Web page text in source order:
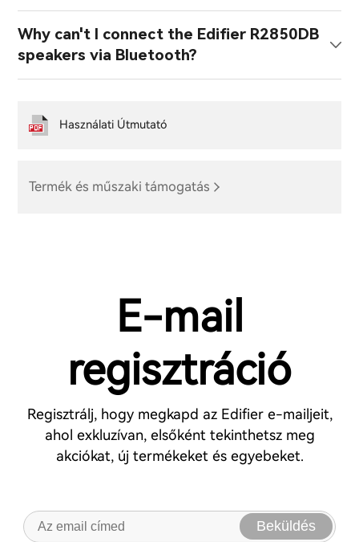
Why can't I connect the Edifier R2850DB
speakers via Bluetooth?
Termék és műszaki támogatás
Használati Útmutató
E-mail
regisztráció
Regisztrálj, hogy megkapd az Edifier e-mailjeit,
ahol exkluzívan, elsőként tekinthetsz meg
akciókat, új termékeket és egyebeket.
Beküldés